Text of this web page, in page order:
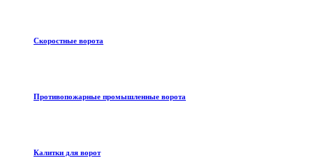
Скоростные ворота
Противопожарные промышленные ворота
Калитки для ворот